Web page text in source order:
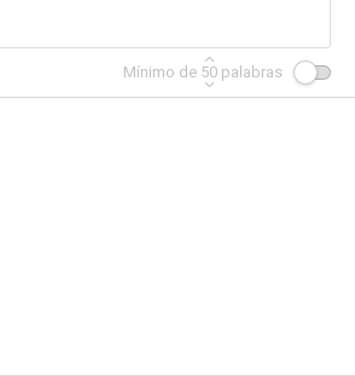
Mínimo de 50 palabras